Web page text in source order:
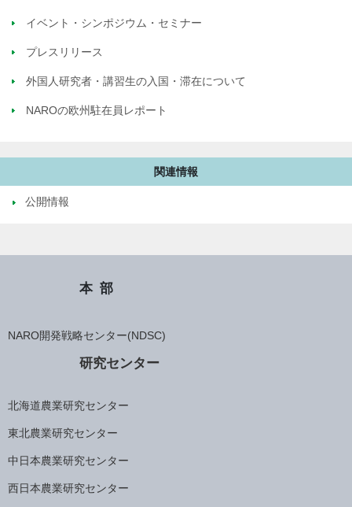
イベント・シンポジウム・セミナー
プレスリリース
外国人研究者・講習生の入国・滞在について
NAROの欧州駐在員レポート
関連情報
公開情報
本部
NARO開発戦略センター(NDSC)
研究センター
北海道農業研究センター
東北農業研究センター
中日本農業研究センター
西日本農業研究センター